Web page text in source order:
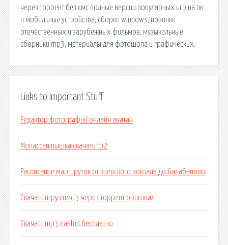
через торрент без смс полные версии популярных игр на пк
и мобильные устройства, сборки windows, новинки
отечественных и зарубежных фильмов, музыкальные
сборники mp3, материалы для фотошопа и графических.
Links to Important Stuff
Редактор фотографий онлайн аватан
Мопассан пышка скачать fb2
Расписание маршруток от киевского вокзала до балабаново
Скачать игру симс 3 через торрент оригинал
Скачать mp3 nashid бесплатно